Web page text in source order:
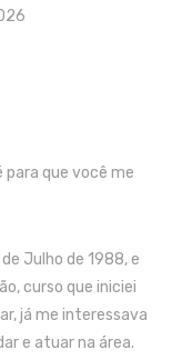
para que você me
Julho de 1988, e
curso que iniciei
já me interessava
e atuar na área.